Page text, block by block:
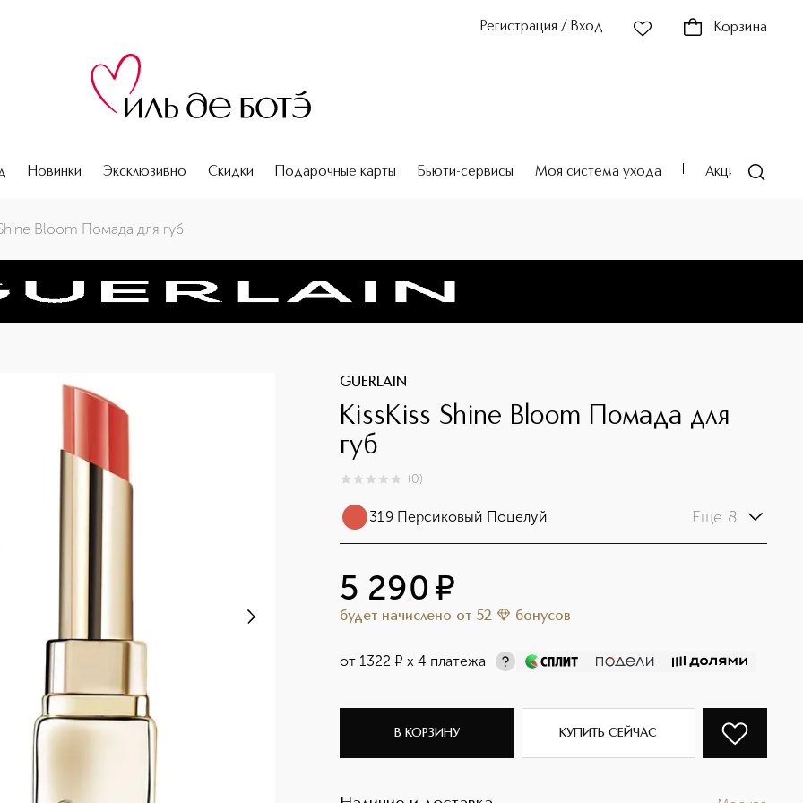
Регистрация / Вход Корзина
Новинки Эксклюзивно Скидки Подарочные карты Бьюти-сервисы Моя система ухода Акции
Bloom Помада для губ
GUERLAIN
KissKiss Shine Bloom Помада для
губ
0из 0 (0)
319 Персиковый Поцелуй Еще 8
5 290 ¤
будет начислено от 52 бонусов
от 1322 ¤ х 4 платежа
В КОРЗИНУ КУПИТЬ СЕЙЧАС